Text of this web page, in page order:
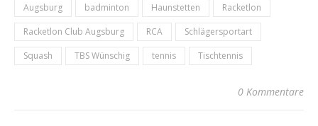
Augsburg badminton Haunstetten
Racketlon
Racketlon Club Augsburg
RCA
Schlägersportart
Squash
TBS Wünschig tennis Tischtennis
0 Kommentare